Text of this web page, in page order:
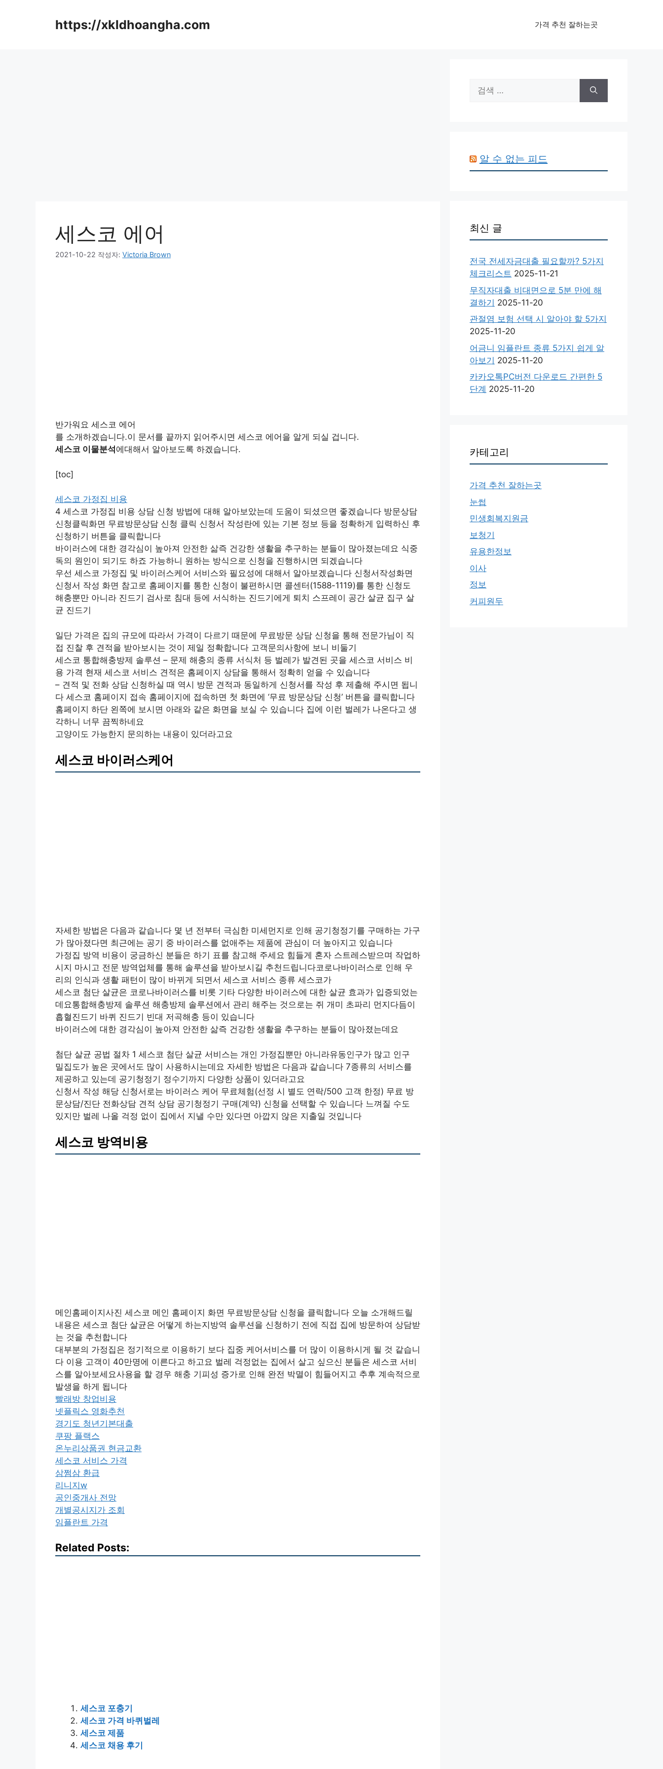
https://xkldhoangha.com 가격 추천 잘하는곳
세스코 에어
2021-10-22 작성자: Victoria Brown
반가워요 세스코 에어
를 소개하겠습니다.이 문서를 끝까지 읽어주시면 세스코 에어을 알게 되실 겁니다.
세스코 이물분석 에대해서 알아보도록 하겠습니다.
[toc]
세스코 가정집 비용
4 세스코 가정집 비용 상담 신청 방법에 대해 알아보았는데 도움이 되셨으면 좋겠습니다 방문상담
신청클릭화면 무료방문상담 신청 클릭 신청서 작성란에 있는 기본 정보 등을 정확하게 입력하신 후
신청하기 버튼을 클릭합니다
바이러스에 대한 경각심이 높아져 안전한 삶즉 건강한 생활을 추구하는 분들이 많아졌는데요 식중
독의 원인이 되기도 하죠 가능하니 원하는 방식으로 신청을 진행하시면 되겠습니다
우선 세스코 가정집 및 바이러스케어 서비스와 필요성에 대해서 알아보겠습니다 신청서작성화면
신청서 작성 화면 참고로 홈페이지를 통한 신청이 불편하시면 콜센터(1588-1119)를 통한 신청도
해충뿐만 아니라 진드기 검사로 침대 등에 서식하는 진드기에게 퇴치 스프레이 공간 살균 집구 살
균 진드기
일단 가격은 집의 규모에 따라서 가격이 다르기 때문에 무료방문 상담 신청을 통해 전문가님이 직
접 진찰 후 견적을 받아보시는 것이 제일 정확합니다 고객문의사항에 보니 비둘기
세스코 통합해충방제 솔루션 – 문제 해충의 종류 서식처 등 벌레가 발견된 곳을 세스코 서비스 비
용 가격 현재 세스코 서비스 견적은 홈페이지 상담을 통해서 정확히 얻을 수 있습니다
– 견적 및 전화 상담 신청하실 때 역시 방문 견적과 동일하게 신청서를 작성 후 제출해 주시면 됩니
다 세스코 홈페이지 접속 홈페이지에 접속하면 첫 화면에 ‘무료 방문상담 신청’ 버튼을 클릭합니다
홈페이지 하단 왼쪽에 보시면 아래와 같은 화면을 보실 수 있습니다 집에 이런 벌레가 나온다고 생
각하니 너무 끔찍하네요
고양이도 가능한지 문의하는 내용이 있더라고요
세스코 바이러스케어
자세한 방법은 다음과 같습니다 몇 년 전부터 극심한 미세먼지로 인해 공기청정기를 구매하는 가구
가 많아졌다면 최근에는 공기 중 바이러스를 없애주는 제품에 관심이 더 높아지고 있습니다
가정집 방역 비용이 궁금하신 분들은 하기 표를 참고해 주세요 힘들게 혼자 스트레스받으며 작업하
시지 마시고 전문 방역업체를 통해 솔루션을 받아보시길 추천드립니다코로나바이러스로 인해 우
리의 인식과 생활 패턴이 많이 바뀌게 되면서 세스코 서비스 종류 세스코가
세스코 첨단 살균은 코로나바이러스를 비롯 기타 다양한 바이러스에 대한 살균 효과가 입증되었는
데요통합해충방제 솔루션 해충방제 솔루션에서 관리 해주는 것으로는 쥐 개미 초파리 먼지다듬이
흡혈진드기 바퀴 진드기 빈대 저곡해충 등이 있습니다
바이러스에 대한 경각심이 높아져 안전한 삶즉 건강한 생활을 추구하는 분들이 많아졌는데요
첨단 살균 공법 절차 1 세스코 첨단 살균 서비스는 개인 가정집뿐만 아니라유동인구가 많고 인구
밀집도가 높은 곳에서도 많이 사용하시는데요 자세한 방법은 다음과 같습니다 7종류의 서비스를
제공하고 있는데 공기청정기 정수기까지 다양한 상품이 있더라고요
신청서 작성 해당 신청서로는 바이러스 케어 무료체험(선정 시 별도 연락/500 고객 한정) 무료 방
문상담/진단 전화상담 견적 상담 공기청정기 구매(계약) 신청을 선택할 수 있습니다 느껴질 수도
있지만 벌레 나올 걱정 없이 집에서 지낼 수만 있다면 아깝지 않은 지출일 것입니다
세스코 방역비용
메인홈페이지사진 세스코 메인 홈페이지 화면 무료방문상담 신청을 클릭합니다 오늘 소개해드릴
내용은 세스코 첨단 살균은 어떻게 하는지방역 솔루션을 신청하기 전에 직접 집에 방문하여 상담받
는 것을 추천합니다
대부분의 가정집은 정기적으로 이용하기 보다 집중 케어서비스를 더 많이 이용하시게 될 것 같습니
다 이용 고객이 40만명에 이른다고 하고요 벌레 걱정없는 집에서 살고 싶으신 분들은 세스코 서비
스를 알아보세요사용을 할 경우 해충 기피성 증가로 인해 완전 박멸이 힘들어지고 추후 계속적으로
발생을 하게 됩니다
빨래방 창업비용
넷플릭스 영화추천
경기도 청년기본대출
쿠팡 플랙스
온누리상품권 현금교환
세스코 서비스 가격
삼쩜삼 환급
리니지w
공인중개사 전망
개별공시지가 조회
임플란트 가격
Related Posts:
세스코 포충기
세스코 가격 바퀴벌레
세스코 제품
세스코 채용 후기
색:
알 수 없는 피드
최신 글
전국 전세자금대출 필요할까? 5가지
체크리스트 2025-11-21
무직자대출 비대면으로 5분 만에 해
결하기 2025-11-20
관절염 보험 선택 시 알아야 할 5가지
2025-11-20
어금니 임플란트 종류 5가지 쉽게 알
아보기 2025-11-20
카카오톡PC버전 다운로드 간편한 5
단계 2025-11-20
카테고리
가격 추천 잘하는곳
눈썹
민생회복지원금
보청기
유용한정보
이사
정보
커피원두